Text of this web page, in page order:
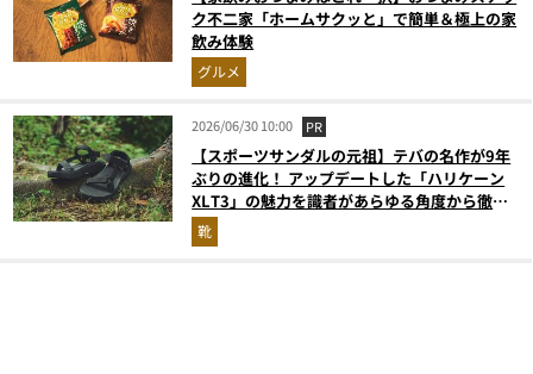
ク不二家「ホームサクッと」で簡単＆極上の家
飲み体験
グルメ
2026/06/30 10:00 PR
【スポーツサンダルの元祖】テバの名作が9年
ぶりの進化！ アップデートした「ハリケーン
XLT3」の魅力を識者があらゆる角度から徹底
解説！
靴